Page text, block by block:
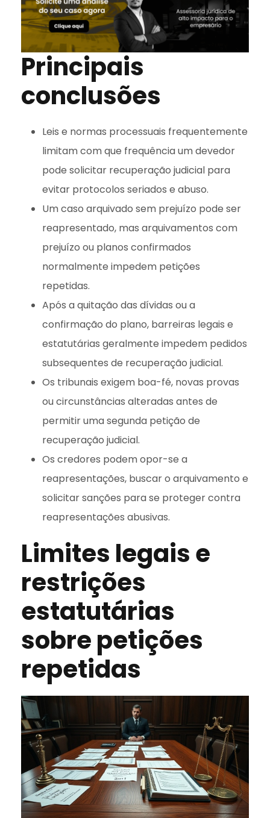
Principais
conclusões
Leis e normas processuais frequentemente
limitam com que frequência um devedor
pode solicitar recuperação judicial para
evitar protocolos seriados e abuso.
Um caso arquivado sem prejuízo pode ser
reapresentado, mas arquivamentos com
prejuízo ou planos confirmados
normalmente impedem petições
repetidas.
Após a quitação das dívidas ou a
confirmação do plano, barreiras legais e
estatutárias geralmente impedem pedidos
subsequentes de recuperação judicial.
Os tribunais exigem boa-fé, novas provas
ou circunstâncias alteradas antes de
permitir uma segunda petição de
recuperação judicial.
Os credores podem opor-se a
reapresentações, buscar o arquivamento e
solicitar sanções para se proteger contra
reapresentações abusivas.
Limites legais e
restrições
estatutárias
sobre petições
repetidas